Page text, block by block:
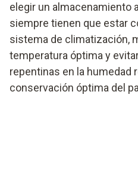
elegir un almacenamiento
siempre tienen que estar
sistema de climatización,
temperatura óptima y
repentinas en la humedad
conservación óptima del